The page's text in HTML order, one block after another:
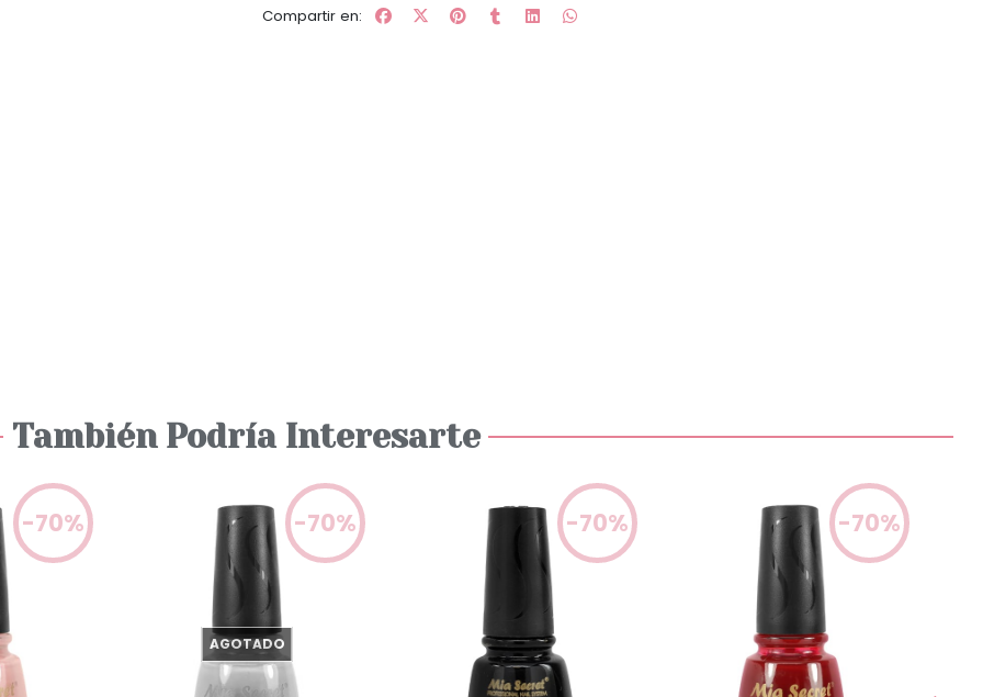
Compartir en:
También Podría Interesarte
-70% -70%
AGOTADO
-70% -70%